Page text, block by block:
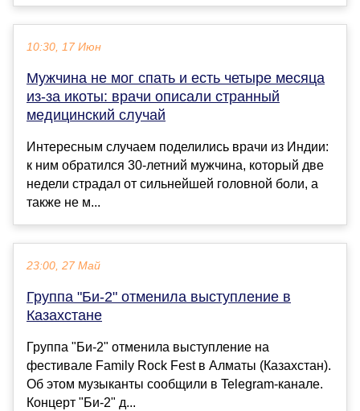
10:30, 17 Июн
Мужчина не мог спать и есть четыре месяца
из-за икоты: врачи описали странный
медицинский случай
Интересным случаем поделились врачи из Индии:
к ним обратился 30-летний мужчина, который две
недели страдал от сильнейшей головной боли, а
также не м...
23:00, 27 Май
Группа "Би-2" отменила выступление в
Казахстане
Группа "Би-2" отменила выступление на
фестивале Family Rock Fest в Алматы (Казахстан).
Об этом музыканты сообщили в Telegram-канале.
Концерт "Би-2" д...